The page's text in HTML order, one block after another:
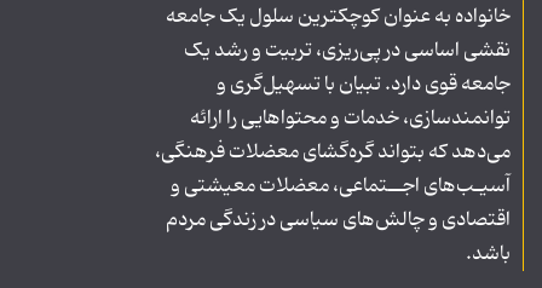
خانواده به عنوان کوچکترین سلول یک جامعه
نقشی اساسی در پی‌ریزی، تربیت و رشد یک
جامعه قوی دارد. تبیان با تسهیل‌گری و
توانمندسازی، خدمات و محتواهایی را ارائه
می‌دهد که بتواند گره‌گشای معضلات فرهنگی،
آسیـب‌های اجــتماعی، معضلات معیشتی و
اقتصادی و چالش‌های سیاسی در زندگی مردم
باشد.